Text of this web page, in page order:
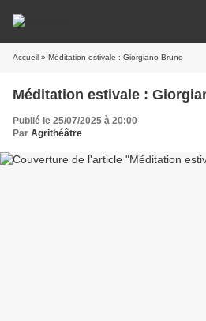
Accueil » Méditation estivale : Giorgiano Bruno
Méditation estivale :
Publié le 25/07/2025 à 20:00
Par Agrithéâtre